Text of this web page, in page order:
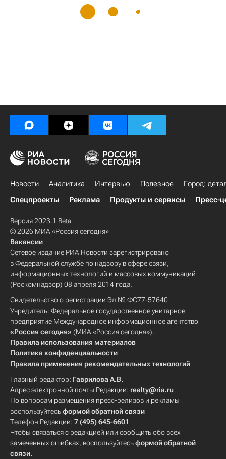
Новости Аналитика Интервью Полезное
Город:
Спецпроекты
Реклама Продукты и сервисы Пресс-
Версия 2023.1 Beta
© 2026 МИА «Россия сегодня»
Вакансии
Сетевое издание РИА Новости зарегистрировано
в Федеральной службе по надзору в сфере связи,
информационных технологий и массовых коммуникаций
(Роскомнадзор) 08 апреля 2014 года.
Свидетельство о регистрации Эл № ФС77-57640
Учредитель: Федеральное государственное унитарное
предприятие Международное информационное агентство
«Россия сегодня» (МИА «Россия сегодня»).
Правила использования материалов
Политика конфиденциальности
Правила применения рекомендательных технологий
Главный редактор: Гаврилова А.В.
Адрес электронной почты Редакции: realty@ria.ru
По вопросам размещения пресс-релизов и рекламы
воспользуйтесьформой обратной связи
Телефон Редакции: 7 (495) 645-6601
Чтобы связаться с редакцией или сообщить обо всех
замеченных ошибках, воспользуйтесьформой обратной
связи.